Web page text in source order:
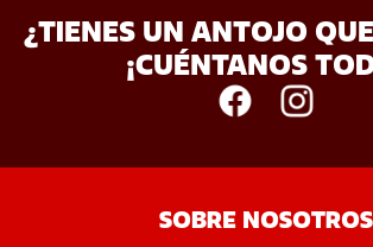
I
N
W
¿TIENES UN ANTOJO
¡CUÉNTANOS
SOBRE NOSOTROS